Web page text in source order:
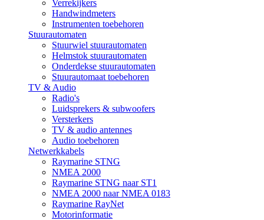
Verrekijkers
Handwindmeters
Instrumenten toebehoren
Stuurautomaten
Stuurwiel stuurautomaten
Helmstok stuurautomaten
Onderdekse stuurautomaten
Stuurautomaat toebehoren
TV & Audio
Radio's
Luidsprekers & subwoofers
Versterkers
TV & audio antennes
Audio toebehoren
Netwerkkabels
Raymarine STNG
NMEA 2000
Raymarine STNG naar ST1
NMEA 2000 naar NMEA 0183
Raymarine RayNet
Motorinformatie